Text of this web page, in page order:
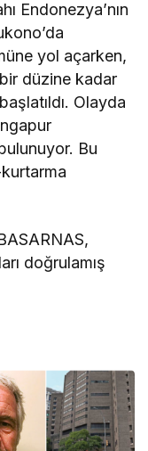
Endonezya’nın
yol açarken,
düzine kadar
Olayda
Bu
doğrulamış